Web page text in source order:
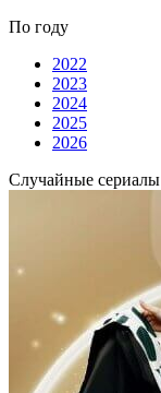
По году
2022
2023
2024
2025
2026
Случайные сериалы